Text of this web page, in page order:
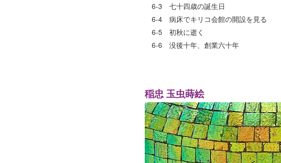
6-3 七十四歳の誕生日
6-4 病床でキリコ会館の開設を見る
6-5 初秋に逝く
6-6 没後十年、創業六十年
稲忠 玉虫蒔絵